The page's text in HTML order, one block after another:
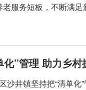
服务短板，不断满
”管理 助力乡
井镇坚持把“清单化